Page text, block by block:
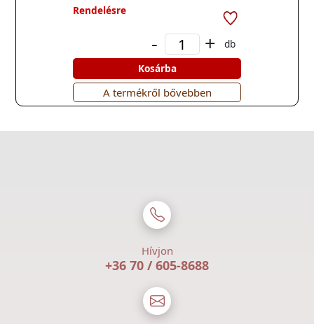
Rendelésre
- +
db
Kosárba
A termékről bővebben
Hívjon
+36 70 / 605-8688